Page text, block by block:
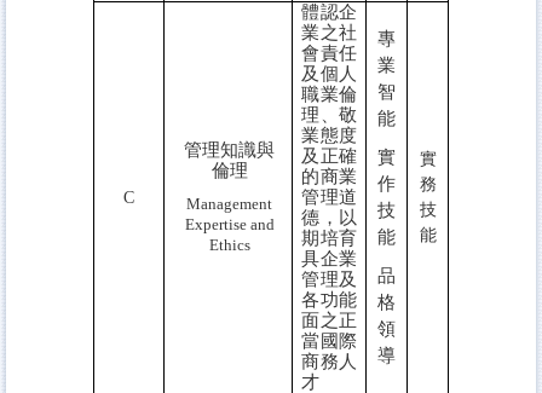
C
管理知識與
倫理
Management
Expertiseand
Ethics
體認企
業之社
會責任
及個人
職業倫
理、敬
業態度
及正確
的商業
管理道
德，以
期培育
具企業
管理及
各功能
面之正
當國際
商務人
才
專
業
智
能
實
作
技
能
品
格
領
導
實
務
技
能